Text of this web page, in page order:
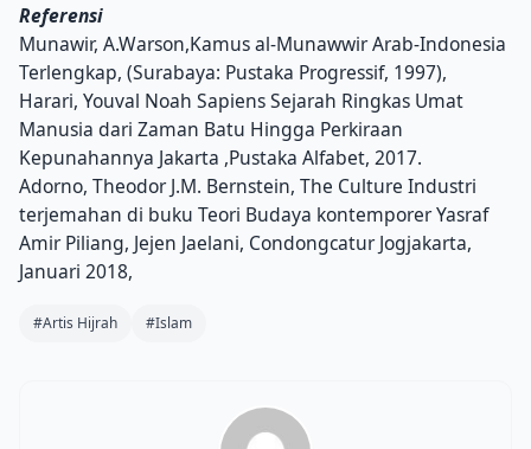
Referensi
Munawir, A.Warson,Kamus al-Munawwir Arab-Indonesia
Terlengkap, (Surabaya: Pustaka Progressif, 1997),
Harari, Youval Noah Sapiens Sejarah Ringkas Umat
Manusia dari Zaman Batu Hingga Perkiraan
Kepunahannya Jakarta ,Pustaka Alfabet, 2017.
Adorno, Theodor J.M. Bernstein, The Culture Industri
terjemahan di buku Teori Budaya kontemporer Yasraf
Amir Piliang, Jejen Jaelani, Condongcatur Jogjakarta,
Januari 2018,
#Artis Hijrah #Islam